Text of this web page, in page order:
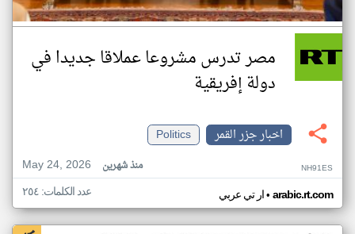
مصر تدرس مشروعا عملاقا جديدا في
دولة إفريقية
اخبار جزر القمر
Politics
May 24, 2026
منذ شهرين NH91ES
ار تي عربي• arabic.rt.com عدد الكلمات: ٢٥٤